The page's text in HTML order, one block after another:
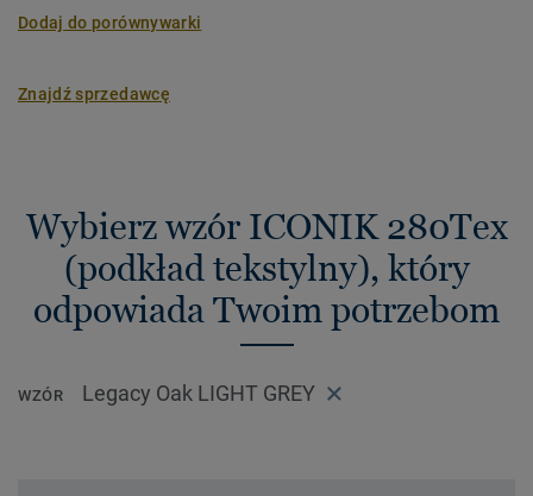
Dodaj do porównywarki
Znajdź sprzedawcę
Wybierz wzór ICONIK 280Tex
(podkład tekstylny), który
odpowiada Twoim potrzebom
WZÓR Legacy Oak LIGHT GREY